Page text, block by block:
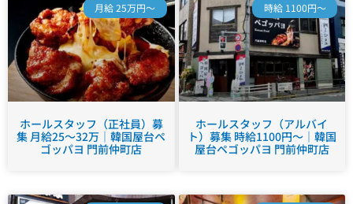
月給 25万円～
ホールスタッフ（正社員）募
集 月給25～32万｜韓国屋台ペ
ゴッパヨ 門前仲町店
時給 1100円～
ホールスタッフ（アルバイ
ト）募集 時給1100円～｜韓国
屋台ペゴッパヨ 門前仲町店